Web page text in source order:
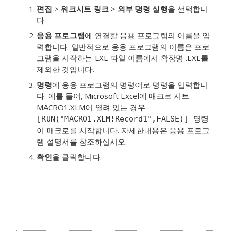
편집 > 워크시트 링크 > 외부 명령 실행을 선택합니
다.
응용 프로그램에 연결할 응용 프로그램의 이름을 입
력합니다. 일반적으로 응용 프로그램의 이름은 프로
그램을 시작하는 EXE 파일 이름에서 확장명 .EXE를
제외한 것입니다.
명령에 응용 프로그램의 명령어로 명령을 입력합니
다. 예를 들어, Microsoft Excel에 매크로 시트
MACRO1.XLM이 열려 있는 경우
[RUN("MACRO1.XLM!Record1",FALSE)] 명령
이 매크로를 시작합니다. 자세한내용은 응용 프로그
램 설명서를 참조하십시오.
확인을 클릭합니다.